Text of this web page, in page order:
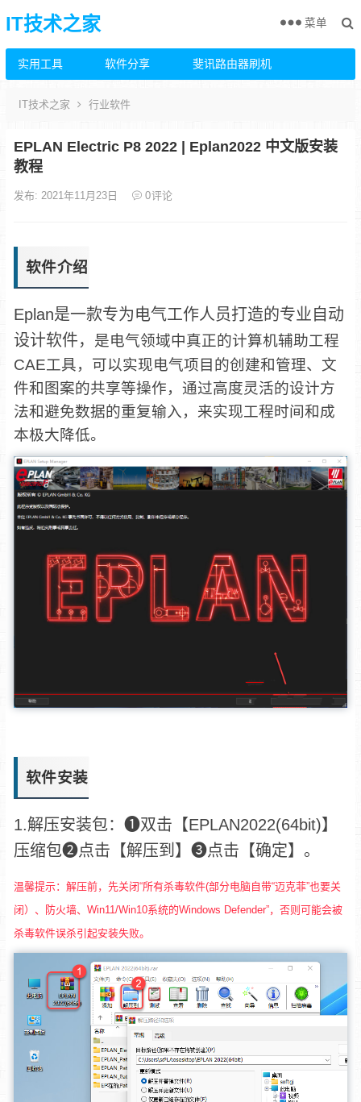
IT技术之家
实用工具 软件分享 斐讯路由器刷机
菜单
IT技术之家 行业软件
EPLAN Electric P8 2022 | Eplan2022 中文版安装
教程
发布: 2021年11月23日 0评论
软件介绍
Eplan是一款专为电气工作人员打造的专业自动
设计软件， 是电气领域中真正的计算机辅助工程
CAE工具，可以实现电气项目的创建和管理、文
件和图案的共享等操作，通过高度灵活的设计方
法和避免数据的重复输入，来实现工程时间和成
本极大降低。
软件安装
1.解压安装包：❶双击【EPLAN2022(64bit)】
压缩包❷点击【解压到】❸点击【确定】。
温馨提示：解压前，先关闭“所有杀毒软件(部分电脑自带“迈克菲”也要关
闭）、防火墙、Win11/Win10系统的Windows Defender”，否则可能会被
杀毒软件误杀引起安装失败。